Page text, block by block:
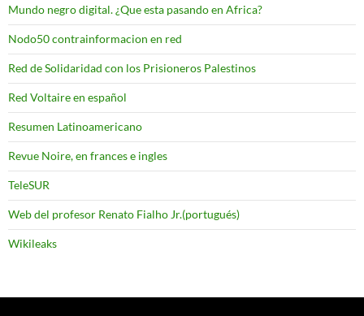
Mundo negro digital. ¿Que esta pasando en Africa?
Nodo50 contrainformacion en red
Red de Solidaridad con los Prisioneros Palestinos
Red Voltaire en español
Resumen Latinoamericano
Revue Noire, en frances e ingles
TeleSUR
Web del profesor Renato Fialho Jr.(portugués)
Wikileaks